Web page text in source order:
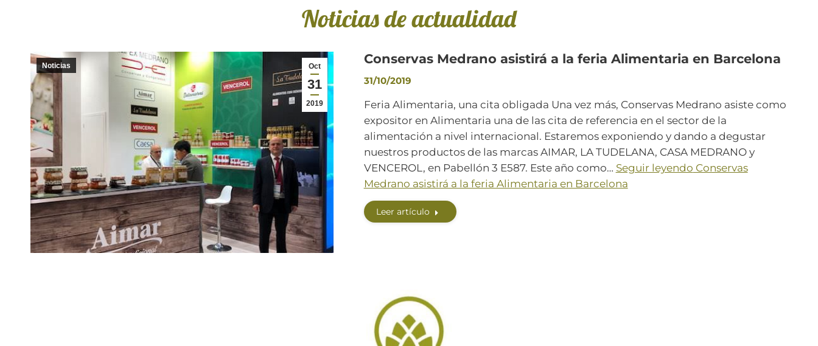
Noticias de actualidad
Oct
31
2019
Noticias Conservas Medrano asistirá a la feria Alimentaria en Barcelona
31/10/2019
Feria Alimentaria, una cita obligada Una vez más, Conservas Medrano asiste como
expositor en Alimentaria una de las cita de referencia en el sector de la
alimentación a nivel internacional. Estaremos exponiendo y dando a degustar
nuestros productos de las marcas AIMAR, LA TUDELANA, CASA MEDRANO y
VENCEROL, en Pabellón 3 E587. Este año como… Seguir leyendo Conservas
Medrano asistirá a la feria Alimentaria en Barcelona
Leer artículo